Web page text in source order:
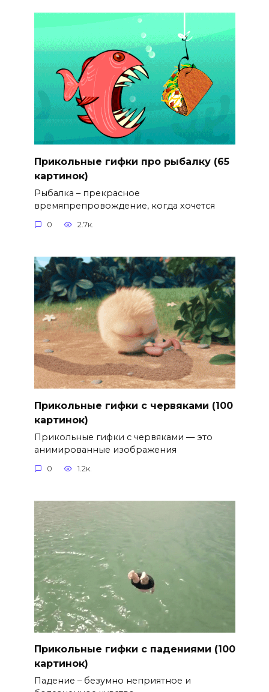
Прикольные гифки про рыбалку (65
картинок)
Рыбалка – прекрасное
времяпрепровождение, когда хочется
0 2.7к.
Прикольные гифки с червяками (100
картинок)
Прикольные гифки с червяками — это
анимированные изображения
0 1.2к.
Прикольные гифки с падениями (100
картинок)
Падение – безумно неприятное и